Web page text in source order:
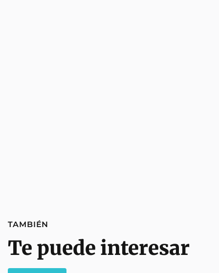
TAMBIÉN
Te puede interesar